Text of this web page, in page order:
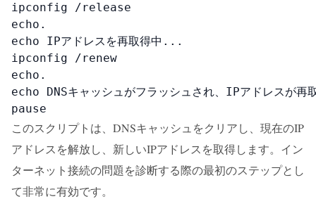
ipconfig /release
echo.
echo IPアドレスを再取得中...
ipconfig /renew
echo.
echo DNSキャッシュがフラッシュされ、IPアドレスが再
pause
このスクリプトは、DNSキャッシュをクリアし、現在のIP
アドレスを解放し、新しいIPアドレスを取得します。イン
ターネット接続の問題を診断する際の最初のステップとし
て非常に有効です。